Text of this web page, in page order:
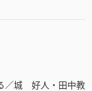
／城 好人・田中教